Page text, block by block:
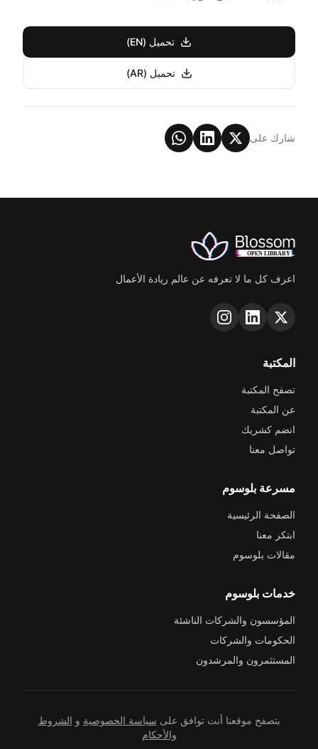
تحميل (EN)
تحميل (AR)
شارك على
اعرف كل ما لا تعرفه عن عالم ريادة الأعمال
المكتبة
تصفح المكتبة
عن المكتبة
انضم كشريك
تواصل معنا
مسرعة بلوسوم
الصفحة الرئيسية
ابتكر معنا
مقالات بلوسوم
خدمات بلوسوم
المؤسسون والشركات الناشئة
الحكومات والشركات
المستثمرون والمرشدون
بتصفح موقعنا أنت توافق على سياسة الخصوصية و الشروط
والأحكام